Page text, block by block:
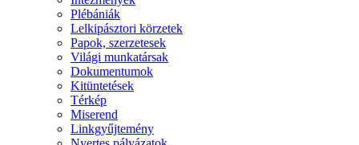
Plébániák
Lelkipásztori körzetek
Papok, szerzetesek
Világi munkatársak
Dokumentumok
Kitüntetések
Térkép
Miserend
Linkgyűjtemény